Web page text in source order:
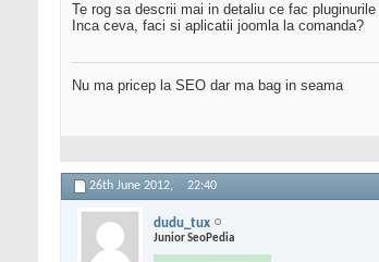
Te rog sa descrii mai in detaliu ce fac
Inca ceva, faci si aplicatii joomla la comanda?
Nu ma pricep la SEO dar ma bag in seama
26th June 2012, 22:40
dudu_tux
Junior SeoPedia